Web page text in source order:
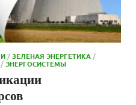
/ЗЕЛЕНАЯ ЭНЕРГЕТИКА /
/ЭНЕРГОСИСТЕМЫ